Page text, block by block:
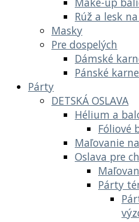
Rúž a lesk
Masky
Pre dospelých
Dámské
Pánské
Párty
DETSKÁ OSLAVA
Hélium a
Fóliové
Maľovanie
Oslava pre
Párty